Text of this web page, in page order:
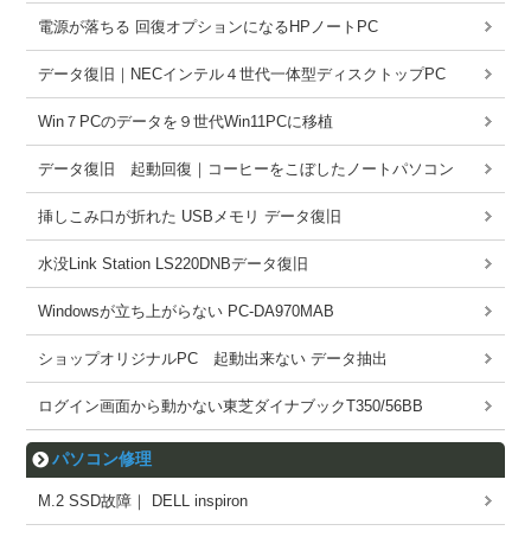
電源が落ちる 回復オプションになるHPノートPC
データ復旧｜NECインテル４世代一体型ディスクトップPC
Win７PCのデータを９世代Win11PCに移植
データ復旧 起動回復｜コーヒーをこぼしたノートパソコン
挿しこみ口が折れた USBメモリ データ復旧
水没Link Station LS220DNBデータ復旧
Windowsが立ち上がらない PC-DA970MAB
ショップオリジナルPC 起動出来ない データ抽出
ログイン画面から動かない東芝ダイナブックT350/56BB
パソコン修理
M.2 SSD故障｜ DELL inspiron